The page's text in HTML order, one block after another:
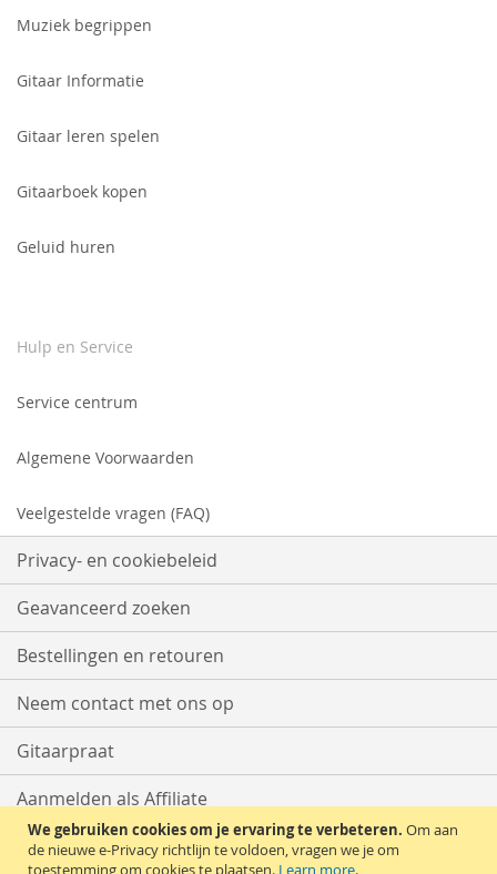
We gebruiken cookies om je ervaring te verbeteren. Om aan
de nieuwe e-Privacy richtlijn te voldoen, vragen we je om
toestemming om cookies te plaatsen. Learn more.
voor
Muziek begrippen
Gitaar Informatie
Gitaar leren spelen
Gitaarboek kopen
Geluid huren
Hulp en Service
Service centrum
Algemene Voorwaarden
Veelgestelde vragen (FAQ)
Privacy- en cookiebeleid
Geavanceerd zoeken
Bestellingen en retouren
Neem contact met ons op
Gitaarpraat
Aanmelden als Affiliate
Start met Verkopen